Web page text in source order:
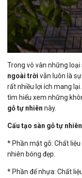
Trong vô vàn những
ngoài trời vẫn luôn là
rất nhiều lợi ích mang
tìm hiểu xem những
gỗ tự nhiên này.
Cấu tạo sàn gỗ tự
* Phần mặt gỗ: Chất
nhiên bóng đẹp.
* Phần đế nhựa: Chất